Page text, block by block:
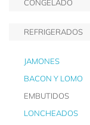
CONGELADO
REFRIGERADOS
JAMONES
BACON Y LOMO
EMBUTIDOS
LONCHEADOS